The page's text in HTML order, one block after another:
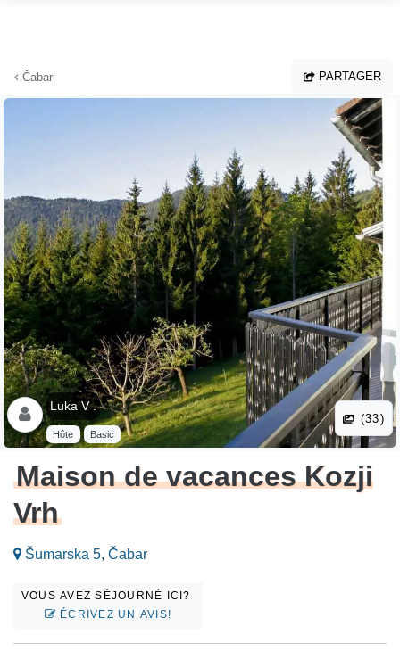
Čabar PARTAGER
Luka V .
Hôte Basic
(33)
Maison de vacances Kozji
Vrh
Šumarska 5, Čabar
VOUS AVEZ SÉJOURNÉ ICI?
ÉCRIVEZ UN AVIS!